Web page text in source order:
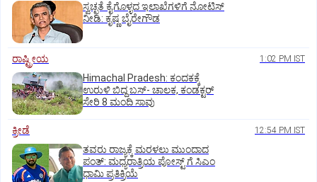
ಸ್ವಚ್ಛತೆ ಕೈಗೊಳ್ಳದ ಇಲಾಖೆಗಳಿಗೆ ನೋಟಿಸ್‌
ನೀಡಿ: ಕೃಷ್ಣ ಬೈರೇಗೌಡ
ರಾಷ್ಟ್ರೀಯ 1:02 PM IST
Himachal Pradesh: ಕಂದಕಕ್ಕೆ
ಉರುಳಿ ಬಿದ್ದ ಬಸ್-‌ ಚಾಲಕ, ಕಂಡಕ್ಟರ್‌
ಸೇರಿ 8 ಮಂದಿ ಸಾವು
ಕ್ರೀಡೆ 12:54 PM IST
ತವರು ರಾಜ್ಯಕ್ಕೆ ಮರಳಲು ಮುಂದಾದ
ಪಂತ್:‌ ಮಧ್ಯರಾತ್ರಿಯ ಪೋಸ್ಟ್‌ ಗೆ ಸಿಎಂ
ಧಾಮಿ ಪ್ರತಿಕ್ರಿಯೆ